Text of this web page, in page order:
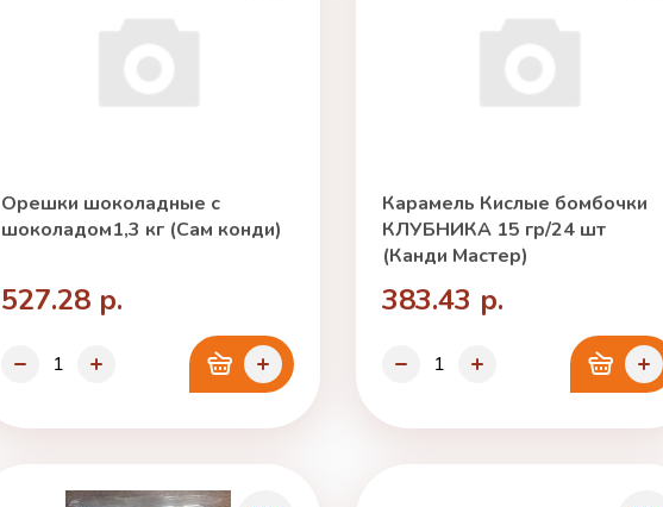
Орешки шоколадные с
шоколадом1,3 кг (Сам конди)
527.28 р.
Карамель Кислые бомбочки
КЛУБНИКА 15 гр/24 шт
(Канди Мастер)
383.43 р.